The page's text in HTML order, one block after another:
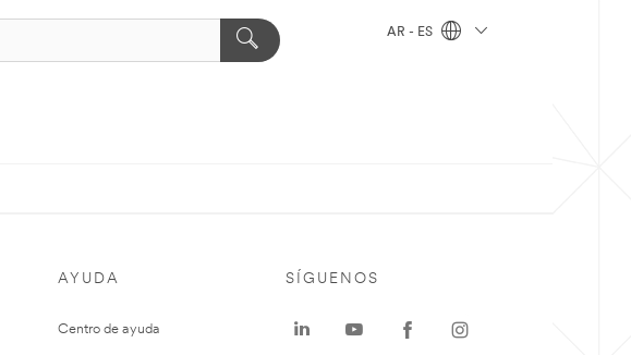
AR - ES
AYUDA
Centro de ayuda
SÍGUENOS